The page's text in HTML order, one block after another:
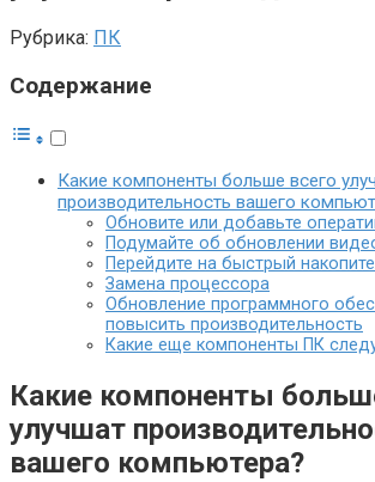
Рубрика: ПК
Содержание
Какие компоненты больше всего
производительность вашего
Обновите или добавьте
Подумайте об обновлении
Перейдите на быстрый
Замена процессора
Обновление программного
повысить производительность
Какие еще компоненты ПК
Какие компоненты
улучшат
вашего компьютера?